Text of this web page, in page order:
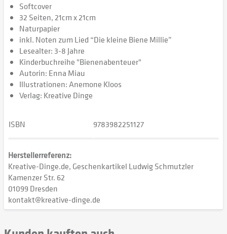
Softcover
32 Seiten, 21cm x 21cm
Naturpapier
inkl. Noten zum Lied “Die kleine Biene Millie”
Lesealter: 3-8 Jahre
Kinderbuchreihe "Bienenabenteuer"
Autorin: Enna Miau
Illustrationen: Anemone Kloos
Verlag: Kreative Dinge
ISBN 9783982251127
Herstellerreferenz:
Kreative-Dinge.de, Geschenkartikel Ludwig Schmutzler
Kamenzer Str. 62
01099 Dresden
kontakt@kreative-dinge.de